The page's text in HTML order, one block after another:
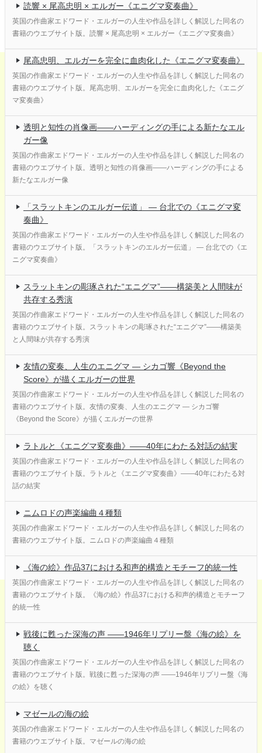
読響 × 尾高忠明 × エルガー《エニグマ変奏曲》
英国の作曲家エドワード・エルガーの人生や作品を詳しく解説した同名の
書籍のウエブサイト版。読響 × 尾高忠明 × エルガー《エニグマ変奏曲》
尾高忠明、エルガーを完全に血肉化した《エニグマ変奏曲》
英国の作曲家エドワード・エルガーの人生や作品を詳しく解説した同名の
書籍のウエブサイト版。尾高忠明、エルガーを完全に血肉化した《エニグ
マ変奏曲》
透明と知性の肖像画――ハーディングの手による新たなエル
ガー像
英国の作曲家エドワード・エルガーの人生や作品を詳しく解説した同名の
書籍のウエブサイト版。透明と知性の肖像画――ハーディングの手による
新たなエルガー像
「スラットキンのエルガー伝道」 ― 台北での《エニグマ変
奏曲》
英国の作曲家エドワード・エルガーの人生や作品を詳しく解説した同名の
書籍のウエブサイト版。「スラットキンのエルガー伝道」 ― 台北での《エ
ニグマ変奏曲》
スラットキンの彫琢された“エニグマ”——構築美と人間味が
共存する秀演
英国の作曲家エドワード・エルガーの人生や作品を詳しく解説した同名の
書籍のウエブサイト版。スラットキンの彫琢された“エニグマ”——構築美
と人間味が共存する秀演
友情の変奏、人生のエニグマ ― シカゴ響《Beyond the
Score》が描くエルガーの世界
英国の作曲家エドワード・エルガーの人生や作品を詳しく解説した同名の
書籍のウエブサイト版。友情の変奏、人生のエニグマ ― シカゴ響
《Beyond the Score》が描くエルガーの世界
ラトルと《エニグマ変奏曲》――40年にわたる対話の結実
英国の作曲家エドワード・エルガーの人生や作品を詳しく解説した同名の
書籍のウエブサイト版。ラトルと《エニグマ変奏曲》――40年にわたる対
話の結実
ニムロドの声楽編曲４種類
英国の作曲家エドワード・エルガーの人生や作品を詳しく解説した同名の
書籍のウエブサイト版。ニムロドの声楽編曲４種類
《海の絵》作品37における和声的構造とモチーフ的統一性
英国の作曲家エドワード・エルガーの人生や作品を詳しく解説した同名の
書籍のウエブサイト版。《海の絵》作品37における和声的構造とモチーフ
的統一性
戦後に甦った深海の声 ――1946年リプリー盤《海の絵》を
聴く
英国の作曲家エドワード・エルガーの人生や作品を詳しく解説した同名の
書籍のウエブサイト版。戦後に甦った深海の声 ――1946年リプリー盤《海
の絵》を聴く
マゼールの海の絵
英国の作曲家エドワード・エルガーの人生や作品を詳しく解説した同名の
書籍のウエブサイト版。マゼールの海の絵